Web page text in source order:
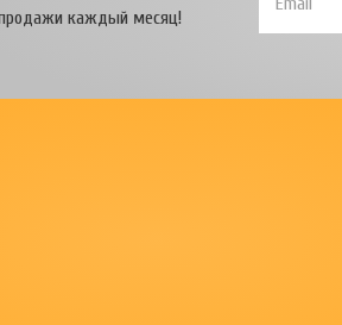
каждый месяц!